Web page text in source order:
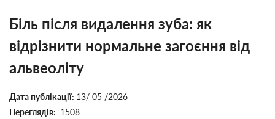
Біль після видалення зуба: як
відрізнити нормальне загоєння від
альвеоліту
Дата публікації: 13/ 05 /2026
Переглядів: 1508